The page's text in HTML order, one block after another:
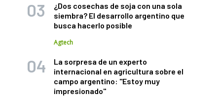
¿Dos cosechas de soja con una sola
siembra? El desarrollo argentino que
busca hacerlo posible
Agtech
La sorpresa de un experto
internacional en agricultura sobre el
campo argentino: "Estoy muy
impresionado"